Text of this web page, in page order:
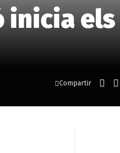
inicia els
Compartir